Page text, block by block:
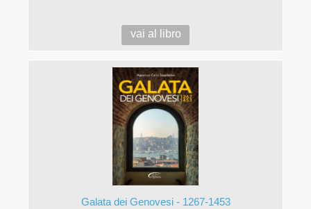
vai al libro
Galata dei Genovesi - 1267-1453